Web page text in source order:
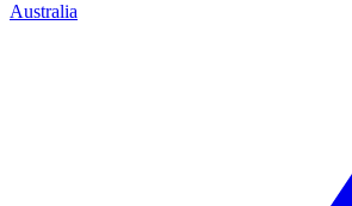
Australia